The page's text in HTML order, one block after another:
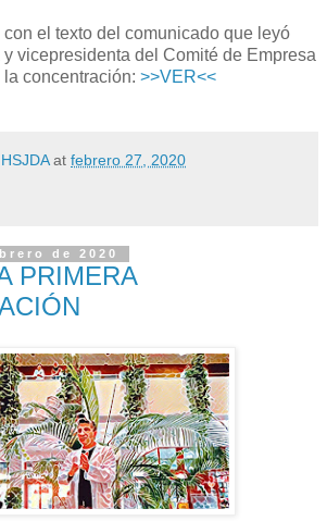
el texto del comunicado que leyó
vicepresidenta del Comité de Empresa
concentración: >>VER<<
at febrero 27, 2020
de 2020
PRIMERA